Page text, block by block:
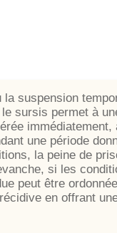
suspension
sursis permet à
immédiatement,
une période
la peine de
si les
peut être
en offrant